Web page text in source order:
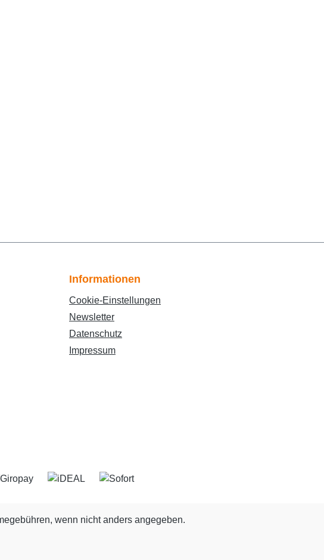
Informationen
Cookie-Einstellungen
Newsletter
Datenschutz
Impressum
wenn nicht anders angegeben.